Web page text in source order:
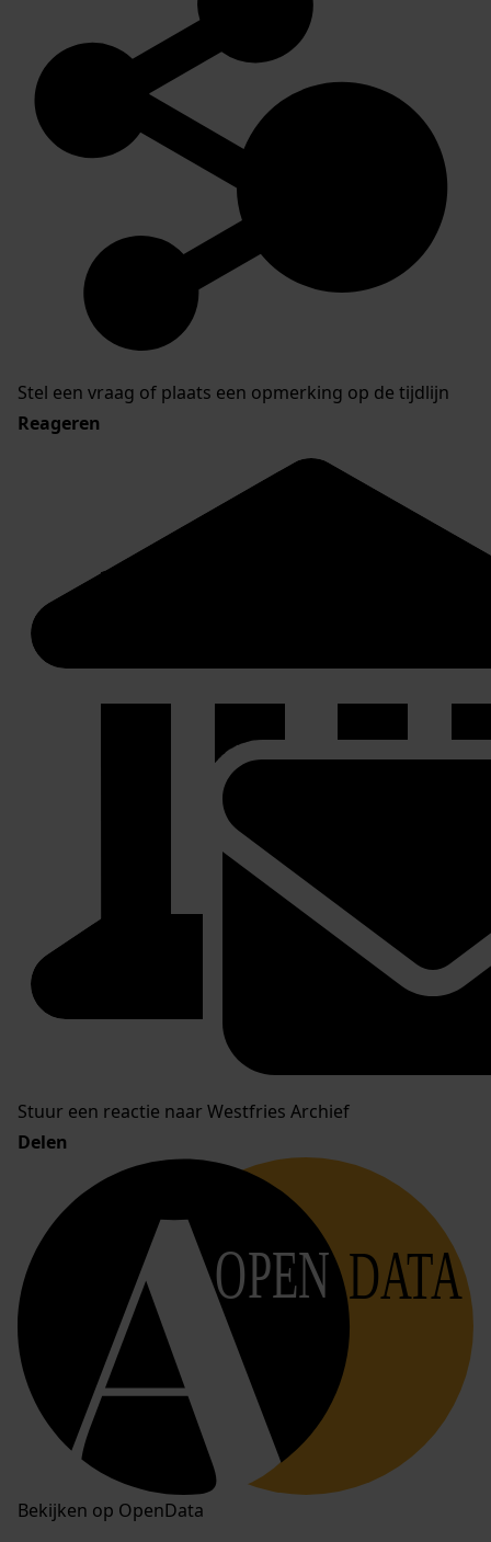
Stel een vraag of plaats een opmerking op de tijdlijn
Reageren
Stuur een reactie naar Westfries Archief
Delen
OPEN DATA
Bekijken op OpenData